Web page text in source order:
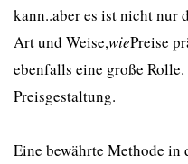
kann..aber es ist nicht nur
Art und Weise,wiePreise
ebenfalls eine große
Preisgestaltung.
Eine bewährte Methode in